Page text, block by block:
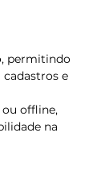
permitindo
cadastros e
ou offline,
na